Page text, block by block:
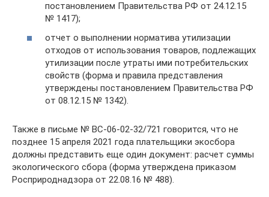
постановлением Правительства РФ от 24.12.15
№ 1417);
отчет о выполнении норматива утилизации
отходов от использования товаров, подлежащих
утилизации после утраты ими потребительских
свойств (форма и правила представления
утверждены постановлением Правительства РФ
от 08.12.15 № 1342).
Также в письме № ВС-06-02-32/721 говорится, что не
позднее 15 апреля 2021 года плательщики экосбора
должны представить еще один документ: расчет суммы
экологического сбора (форма утверждена приказом
Росприроднадзора от 22.08.16 № 488).